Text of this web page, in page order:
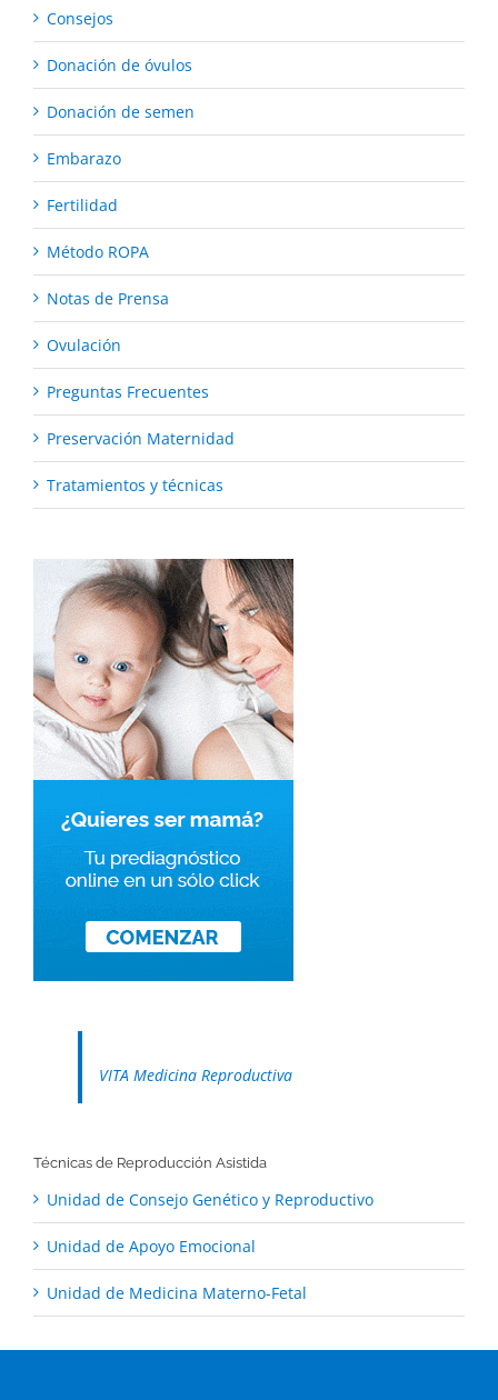
Consejos
Donación de óvulos
Donación de semen
Embarazo
Fertilidad
Método ROPA
Notas de Prensa
Ovulación
Preguntas Frecuentes
Preservación Maternidad
Tratamientos y técnicas
VITA Medicina Reproductiva
Técnicas de Reproducción Asistida
Unidad de Consejo Genético y Reproductivo
Unidad de Apoyo Emocional
Unidad de Medicina Materno-Fetal